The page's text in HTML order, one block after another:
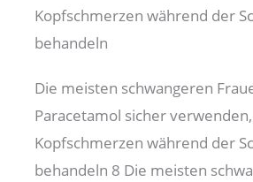
Kopfschmerzen während der
behandeln
Die meisten schwangeren
Paracetamol sicher
Kopfschmerzen während der
behandeln 8 Die meisten